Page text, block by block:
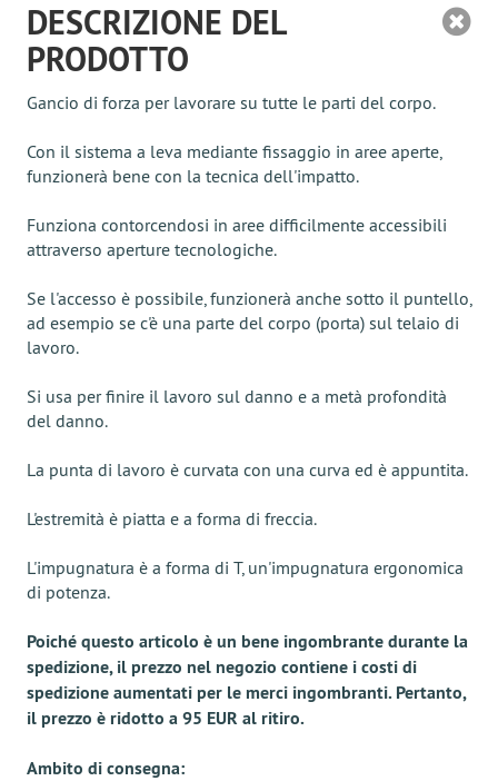
DESCRIZIONE DEL
PRODOTTO
Gancio di forza per lavorare su tutte le parti del corpo.
Con il sistema a leva mediante fissaggio in aree aperte,
funzionerà bene con la tecnica dell'impatto.
Funziona contorcendosi in aree difficilmente accessibili
attraverso aperture tecnologiche.
Se l'accesso è possibile, funzionerà anche sotto il puntello,
ad esempio se c'è una parte del corpo (porta) sul telaio di
lavoro.
Si usa per finire il lavoro sul danno e a metà profondità
del danno.
La punta di lavoro è curvata con una curva ed è appuntita.
L'estremità è piatta e a forma di freccia.
L'impugnatura è a forma di T, un'impugnatura ergonomica
di potenza.
Poiché questo articolo è un bene ingombrante durante la
spedizione, il prezzo nel negozio contiene i costi di
spedizione aumentati per le merci ingombranti. Pertanto,
il prezzo è ridotto a 95 EUR al ritiro.
Ambito di consegna: